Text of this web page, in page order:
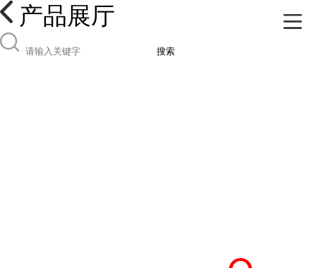
产品展厅
搜索